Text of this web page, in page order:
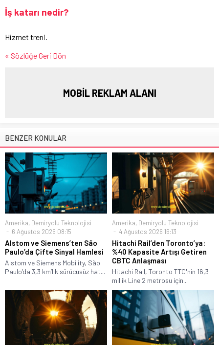
İş katarı nedir?
Hizmet treni.
« Sözlüğe Geri Dön
MOBİL REKLAM ALANI
BENZER KONULAR
Amerika, Demiryolu Teknolojisi
6 Ağustos 2026 08:15
Alstom ve Siemens’ten São
Paulo’da Çifte Sinyal Hamlesi
Alstom ve Siemens Mobility, São
Paulo’da 3,3 km’lik sürücüsüz hat...
Amerika, Demiryolu Teknolojisi
4 Ağustos 2026 16:13
Hitachi Rail’den Toronto’ya:
%40 Kapasite Artışı Getiren
CBTC Anlaşması
Hitachi Rail, Toronto TTC'nin 16,3
millik Line 2 metrosu için...